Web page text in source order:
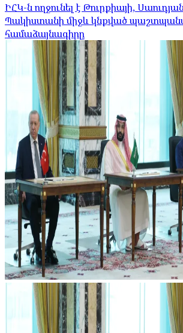
ԻՀԿ-ն ողջունել է Թուրքիայի,
Պակիստանի միջև կնքված
համաձայնագիրը